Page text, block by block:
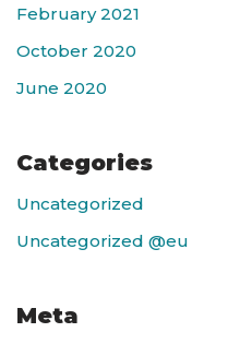
February 2021
October 2020
June 2020
Categories
Uncategorized
Uncategorized @eu
Meta